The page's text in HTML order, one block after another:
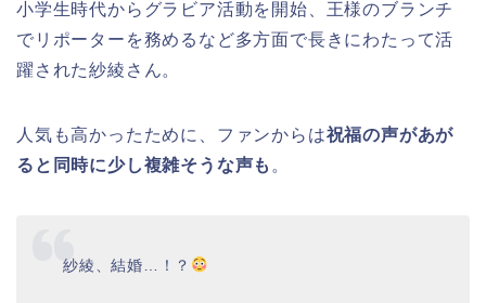
小学生時代からグラビア活動を開始、王様のブランチ
でリポーターを務めるなど多方面で長きにわたって活
躍された紗綾さん。
人気も高かったために、ファンからは祝福の声があが
ると同時に少し複雑そうな声も 。
紗綾、結婚…！？